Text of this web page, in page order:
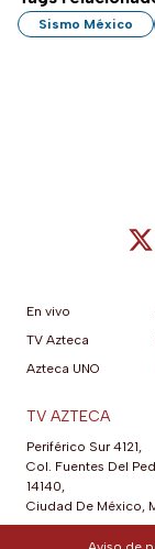
Sismo México
En vivo
TV Azteca
Azteca UNO
TV AZTECA
Periférico Sur 4121,
Col. Fuentes Del
14140,
Ciudad De México,